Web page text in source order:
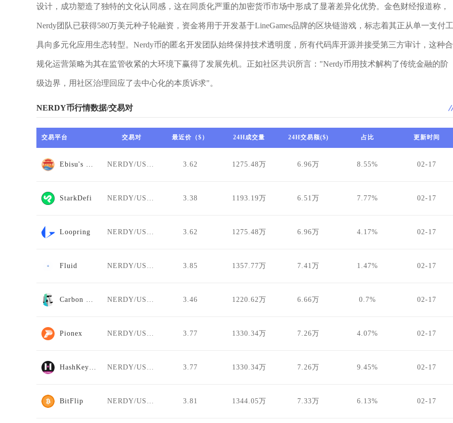
设计，成功塑造了独特的文化认同感，这在同质化严重的加密货币市场中形成了显著差异化优势。金色财经报道称，
Nerdy团队已获得580万美元种子轮融资，资金将用于开发基于LineGames品牌的区块链游戏，标志着其正从单一支付工
具向多元化应用生态转型。Nerdy币的匿名开发团队始终保持技术透明度，所有代码库开源并接受第三方审计，这种合
规化运营策略为其在监管收紧的大环境下赢得了发展先机。正如社区共识所言："Nerdy币用技术解构了传统金融的阶
级边界，用社区治理回应了去中心化的本质诉求"。
NERDY币行情数据/交易对
交易平台 交易对 最近价（$） 24H成交量 24H交易额($) 占比 更新时间
Ebisu's Bay NERDY/USDT 3.62 1275.48万 6.96万 8.55% 02-17
StarkDefi NERDY/USDT 3.38 1193.19万 6.51万 7.77% 02-17
Loopring NERDY/USDT 3.62 1275.48万 6.96万 4.17% 02-17
Fluid NERDY/USDT 3.85 1357.77万 7.41万 1.47% 02-17
Carbon DeFi NERDY/USDT 3.46 1220.62万 6.66万 0.7% 02-17
Pionex NERDY/USDT 3.77 1330.34万 7.26万 4.07% 02-17
HashKey Global NERDY/USDT 3.77 1330.34万 7.26万 9.45% 02-17
BitFlip NERDY/USDT 3.81 1344.05万 7.33万 6.13% 02-17